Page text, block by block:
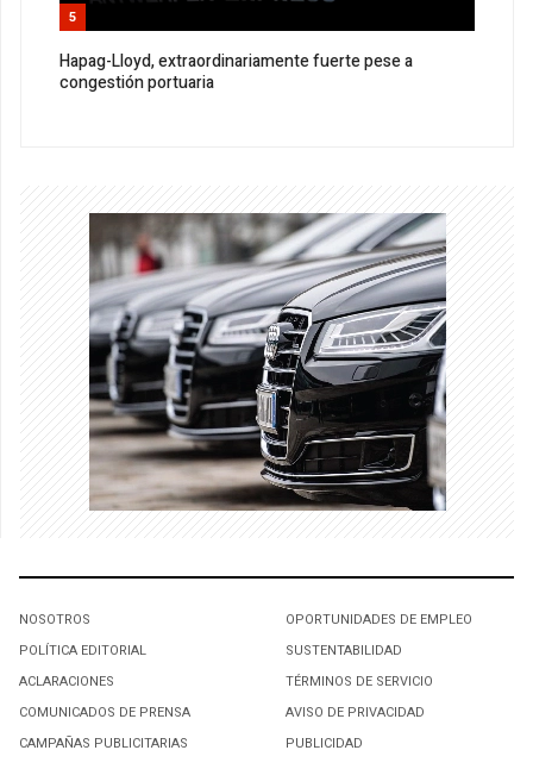
5
Hapag-Lloyd, extraordinariamente fuerte pese a
congestión portuaria
NOSOTROS
POLÍTICA EDITORIAL
ACLARACIONES
COMUNICADOS DE PRENSA
CAMPAÑAS PUBLICITARIAS
OPORTUNIDADES DE EMPLEO
SUSTENTABILIDAD
TÉRMINOS DE SERVICIO
AVISO DE PRIVACIDAD
PUBLICIDAD